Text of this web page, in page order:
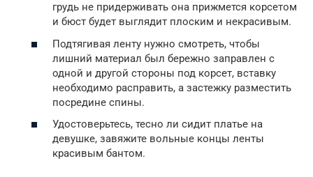
грудь не придерживать она прижмется корсетом
и бюст будет выглядит плоским и некрасивым.
Подтягивая ленту нужно смотреть, чтобы
лишний материал был бережно заправлен с
одной и другой стороны под корсет, вставку
необходимо расправить, а застежку разместить
посредине спины.
Удостоверьтесь, тесно ли сидит платье на
девушке, завяжите вольные концы ленты
красивым бантом.